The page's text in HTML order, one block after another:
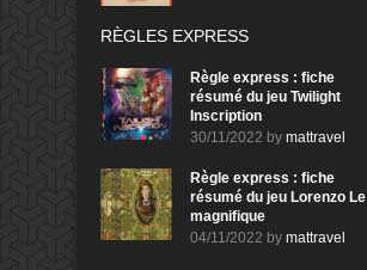
RÈGLES EXPRESS
Règle express : fiche
résumé du jeu Twilight
Inscription
30/11/2022 by mattravel
Règle express : fiche
résumé du jeu Lorenzo Le
magnifique
04/11/2022 by mattravel